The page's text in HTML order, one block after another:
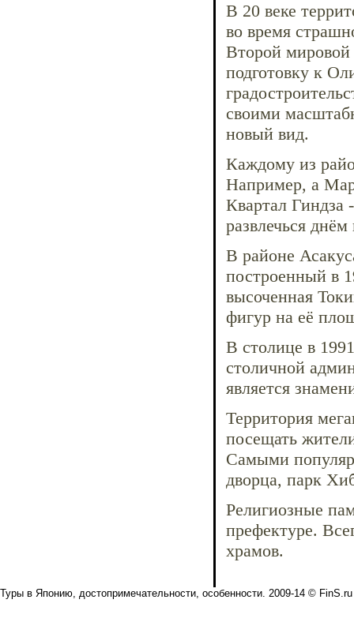
В 20 веке
во время
Второй мировой
подготовку к
своими
новый вид.
Каждому из
Например, а
Квартал Гиндза
развлечься
В районе
построенный в
высоченная
фигур на её
В столице в
столичной
является
Территория
посещать
Самыми
дворца, парк
Религиозные
префектуре.
храмов.
Туры в Японию, достопримечательности, особенности. 2009-14 © FinS.ru